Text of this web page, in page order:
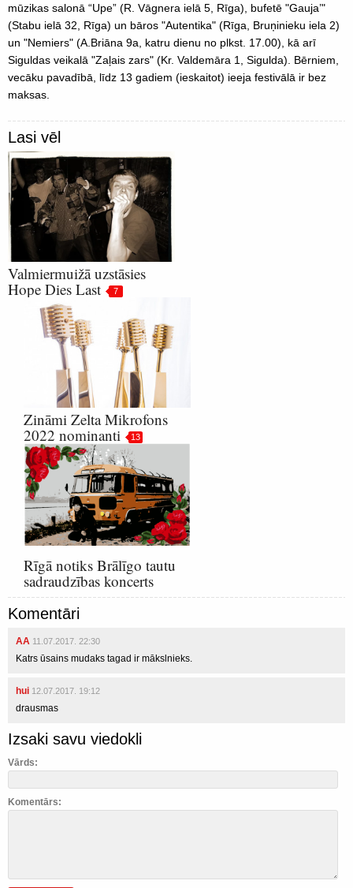
mūzikas salonā “Upe” (R. Vāgnera ielā 5, Rīga), bufetē "Gauja’"
(Stabu ielā 32, Rīga) un bāros "Autentika" (Rīga, Bruņinieku iela 2)
un "Nemiers" (A.Briāna 9a, katru dienu no plkst. 17.00), kā arī
Siguldas veikalā "Zaļais zars" (Kr. Valdemāra 1, Sigulda). Bērniem,
vecāku pavadībā, līdz 13 gadiem (ieskaitot) ieeja festivālā ir bez
maksas.
Lasi vēl
Valmiermuižā uzstāsies
Hope Dies Last
7
Zināmi Zelta Mikrofons
2022 nominanti
13
Rīgā notiks Brālīgo tautu
sadraudzības koncerts
Komentāri
AA 11.07.2017. 22:30
Katrs ūsains mudaks tagad ir mākslnieks.
hui 12.07.2017. 19:12
drausmas
Izsaki savu viedokli
Vārds:
Komentārs: